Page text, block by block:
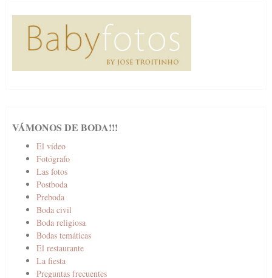
VÁMONOS DE BODA!!!
El vídeo
Fotógrafo
Las fotos
Postboda
Preboda
Boda civil
Boda religiosa
Bodas temáticas
El restaurante
La fiesta
Preguntas frecuentes